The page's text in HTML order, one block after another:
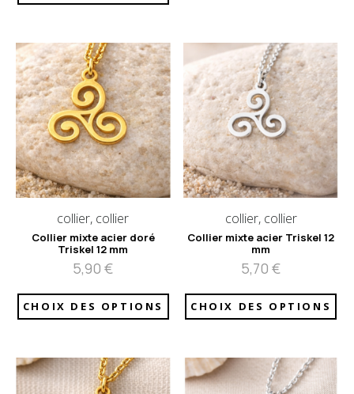
collier, collier
Collier mixte acier doré
Triskel 12 mm
5,90€
CHOIX DES OPTIONS
collier, collier
Collier mixte acier Triskel 12
mm
5,70€
CHOIX DES OPTIONS